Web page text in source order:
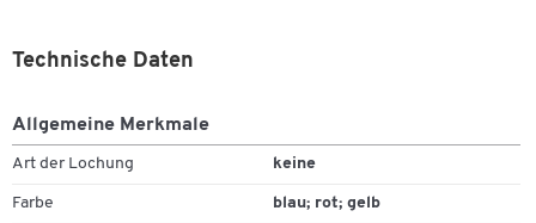
Technische Daten
Allgemeine Merkmale
Art der Lochung keine
Farbe blau; rot; gelb